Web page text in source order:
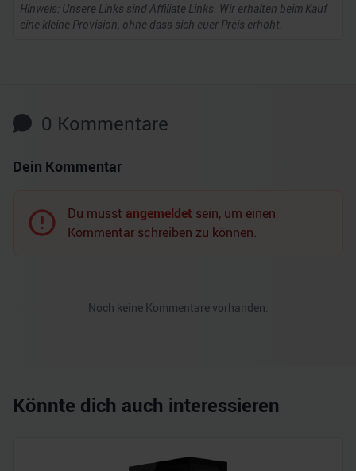
Hinweis: Unsere Links sind Affiliate Links. Wir erhalten beim Kauf
eine kleine Provision, ohne dass sich euer Preis erhöht.
0 Kommentare
Dein Kommentar
Du musst angemeldet sein, um einen
Kommentar schreiben zu können.
Noch keine Kommentare vorhanden.
Könnte dich auch interessieren